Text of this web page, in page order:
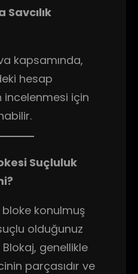
Savcılık
kapsamında,
hesap
incelenmesi için
Suçluluk
bloke konulmuş
olduğunuz
genellikle
parçasıdır ve